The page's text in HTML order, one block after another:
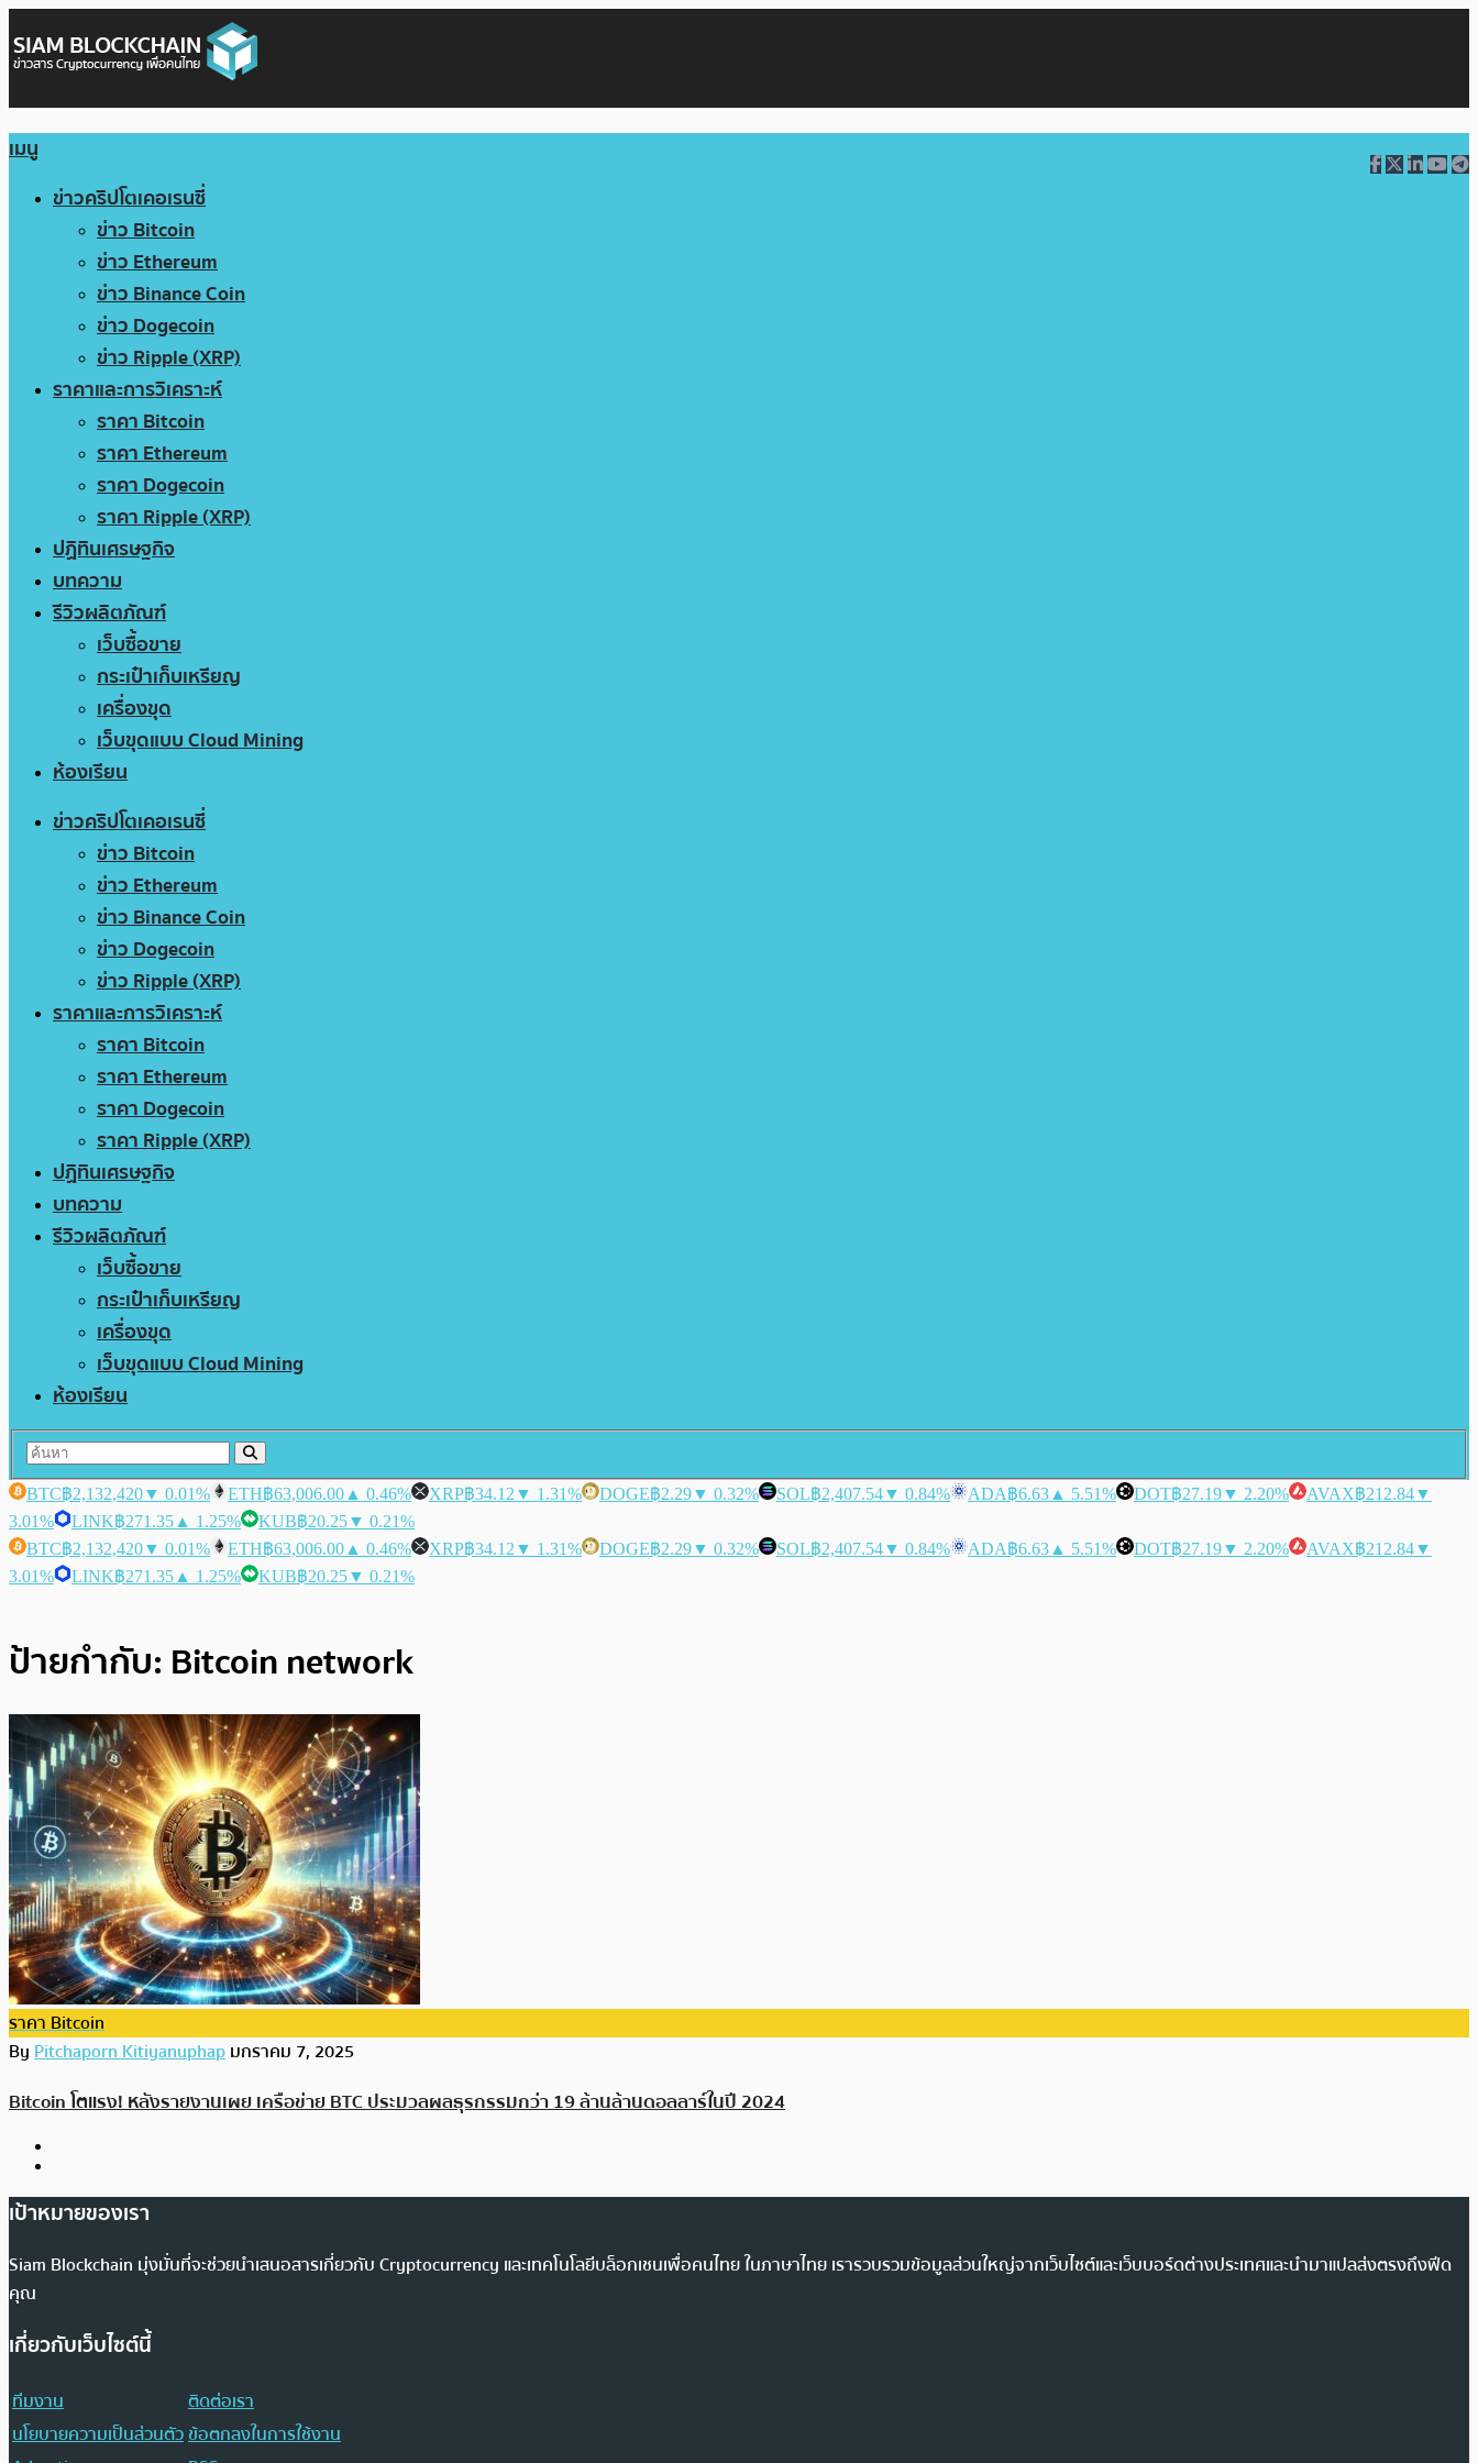
เมนู
ข่าวคริปโตเคอเรนซี่
ข่าว Bitcoin
ข่าว Ethereum
ข่าว Binance Coin
ข่าว Dogecoin
ข่าว Ripple (XRP)
ราคาและการวิเคราะห์
ราคา Bitcoin
ราคา Ethereum
ราคา Dogecoin
ราคา Ripple (XRP)
ปฏิทินเศรษฐกิจ
บทความ
รีวิวผลิตภัณฑ์
เว็บซื้อขาย
กระเป๋าเก็บเหรียญ
เครื่องขุด
เว็บขุดแบบ Cloud Mining
ห้องเรียน
ข่าวคริปโตเคอเรนซี่
ข่าว Bitcoin
ข่าว Ethereum
ข่าว Binance Coin
ข่าว Dogecoin
ข่าว Ripple (XRP)
ราคาและการวิเคราะห์
ราคา Bitcoin
ราคา Ethereum
ราคา Dogecoin
ราคา Ripple (XRP)
ปฏิทินเศรษฐกิจ
บทความ
รีวิวผลิตภัณฑ์
เว็บซื้อขาย
กระเป๋าเก็บเหรียญ
เครื่องขุด
เว็บขุดแบบ Cloud Mining
ห้องเรียน
BTC฿2,132,420▼ 0.01% ETH฿63,006.00 ▲ 0.46% XRP฿34.12 ▼ 1.31% DOGE฿2.29▼ 0.32% SOL฿2,407.54▼ 0.84% ADA฿6.63 ▲ 5.51% DOT฿27.19▼ 2.20% AVAX฿212.84▼
3.01%
LINK฿271.35 ▲ 1.25% KUB฿20.25▼ 0.21%
BTC฿2,132,420▼ 0.01% ETH฿63,006.00 ▲ 0.46% XRP฿34.12 ▼ 1.31% DOGE฿2.29▼ 0.32% SOL฿2,407.54▼ 0.84% ADA฿6.63 ▲ 5.51% DOT฿27.19▼ 2.20% AVAX฿212.84▼
3.01%
LINK฿271.35 ▲ 1.25% KUB฿20.25▼ 0.21%
ป้ายกำกับ: Bitcoin network
ราคา Bitcoin
ByPitchaporn Kitiyanuphapมกราคม 7, 2025
Bitcoin โตแรง! หลังรายงานเผย เครือข่าย BTC ประมวลผลธุรกรรมกว่า 19 ล้านล้านดอลลาร์ในปี 2024
เป้าหมายของเรา
Siam Blockchain มุ่งมั่นที่จะช่วยนำเสนอสารเกี่ยวกับ Cryptocurrency และเทคโนโลยีบล็อกเชนเพื่อคนไทย ในภาษาไทย เรารวบรวมข้อมูลส่วนใหญ่จากเว็บไซต์และเว็บบอร์ดต่างประเทศและนำมาแปลส่งตรงถึงฟีด
คุณ
เกี่ยวกับเว็บไซต์นี้
ทีมงาน
ติดต่อเรา
นโยบายความเป็นส่วนตัวข้อตกลงในการใช้งาน